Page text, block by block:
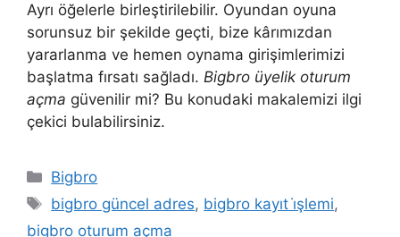
Ayrı öğelerle birleştirilebilir. Oyundan oyuna
sorunsuz bir şekilde geçti, bize kârımızdan
yararlanma ve hemen oynama girişimlerimizi
başlatma fırsatı sağladı. Bigbro üyelik oturum
açma güvenilir mi? Bu konudaki makalemizi ilgi
çekici bulabilirsiniz.
Kategoriler
Bigbro
Etiketler
bigbro güncel adres, bigbro kayıt i̇şlemi,
bigbro oturum açma